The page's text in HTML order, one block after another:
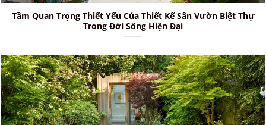
Tầm Quan Trọng Thiết Yếu Của Thiết Kế Sân Vườn Biệt Thự
Trong Đời Sống Hiện Đại